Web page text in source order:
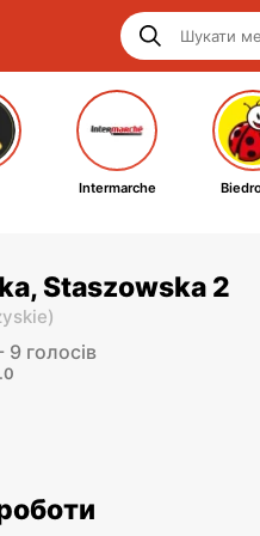
Intermarche
Staszowska 2
)
9 голосів